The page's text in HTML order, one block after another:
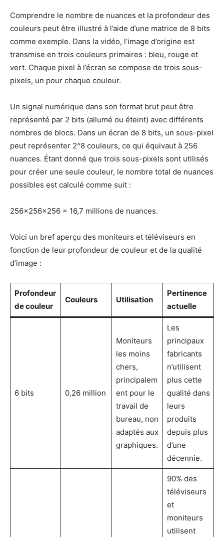
Comprendre le nombre de nuances et la profondeur des
couleurs peut être illustré à l’aide d’une matrice de 8 bits
comme exemple. Dans la vidéo, l’image d’origine est
transmise en trois couleurs primaires : bleu, rouge et
vert. Chaque pixel à l’écran se compose de trois sous-
pixels, un pour chaque couleur.
Un signal numérique dans son format brut peut être
représenté par 2 bits (allumé ou éteint) avec différents
nombres de blocs. Dans un écran de 8 bits, un sous-pixel
peut représenter 2^8 couleurs, ce qui équivaut à 256
nuances. Étant donné que trois sous-pixels sont utilisés
pour créer une seule couleur, le nombre total de nuances
possibles est calculé comme suit :
256×256×256 = 16,7 millions de nuances.
Voici un bref aperçu des moniteurs et téléviseurs en
fonction de leur profondeur de couleur et de la qualité
d’image :
Profondeur
de couleur
Couleurs Utilisation
Pertinence
actuelle
6 bits 0,26 million
Moniteurs
les moins
chers,
principalem
ent pour le
travail de
bureau, non
adaptés aux
graphiques.
Les
principaux
fabricants
n’utilisent
plus cette
qualité dans
leurs
produits
depuis plus
d’une
décennie.
90% des
téléviseurs
et
moniteurs
utilisent